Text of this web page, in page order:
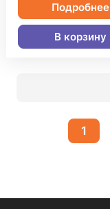
Подробнее
В корзину
1